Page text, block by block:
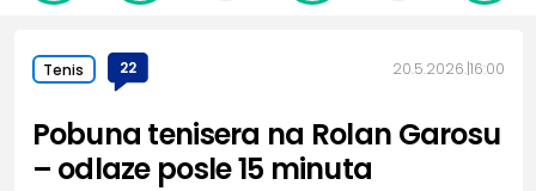
Tenis 22 20.5.2026. 16:00
Pobuna tenisera na Rolan Garosu
– odlaze posle 15 minuta